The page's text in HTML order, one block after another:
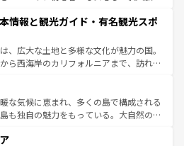
てほしい。
残る町や、スイスならではのユニークな
ルプス観光だけでなく町歩きも満喫する
民の所得が高いため物価も高いが、旅行
提供のサービスもあり、うまく活用すれ
情報と観光ガイド・有名観光スポ
、広大な土地と多様な文化が魅力の国。
ら西海岸のカリフォルニアまで、訪れる
は、観光、ショッピング、エンターテイ
た刺激的なスポットだ。一方、アメリカ
広がり、グランドキャニオンやイエロー
ンズでは、音楽と美食が融合した独特の
な気候に恵まれ、多くの島で構成される
も独自の魅力をもっている。大自然の神
い。また、定番の観光地といえばオアフ